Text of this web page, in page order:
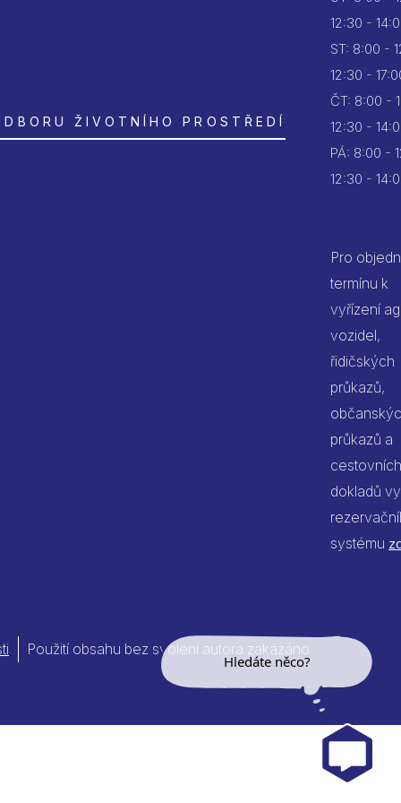
ŽIVOTNÍHO PROSTŘEDÍ
12:30 -
ST: 8:00 -
12:30 -
ČT: 8:00 -
12:30 -
PÁ: 8:00 -
12:30 -
Pro
termínu k
vyřízení
vozidel,
řidičských
průkazů,
průkazů a
cestovních
dokladů
systému
Použití obsahu bez svolení autora zakázáno
Hledáte něco?